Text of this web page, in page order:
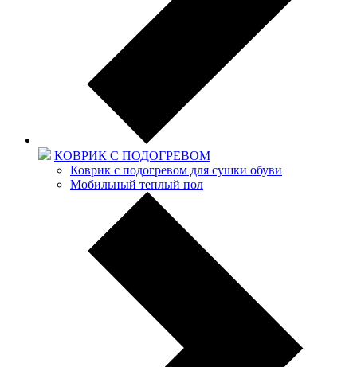
КОВРИК С ПОДОГРЕВОМ
Коврик с подогревом для сушки обуви
Мобильный теплый пол